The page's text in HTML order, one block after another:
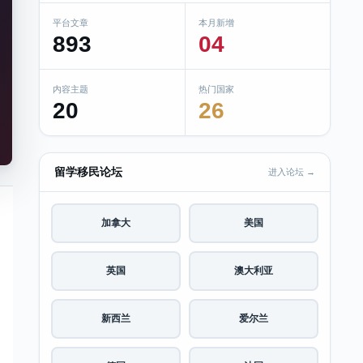
平台文章
893
本月新增
04
内容主题
20
热门国家
26
留学移民论坛 进入论坛 →
加拿大 美国
英国 澳大利亚
新西兰 爱尔兰